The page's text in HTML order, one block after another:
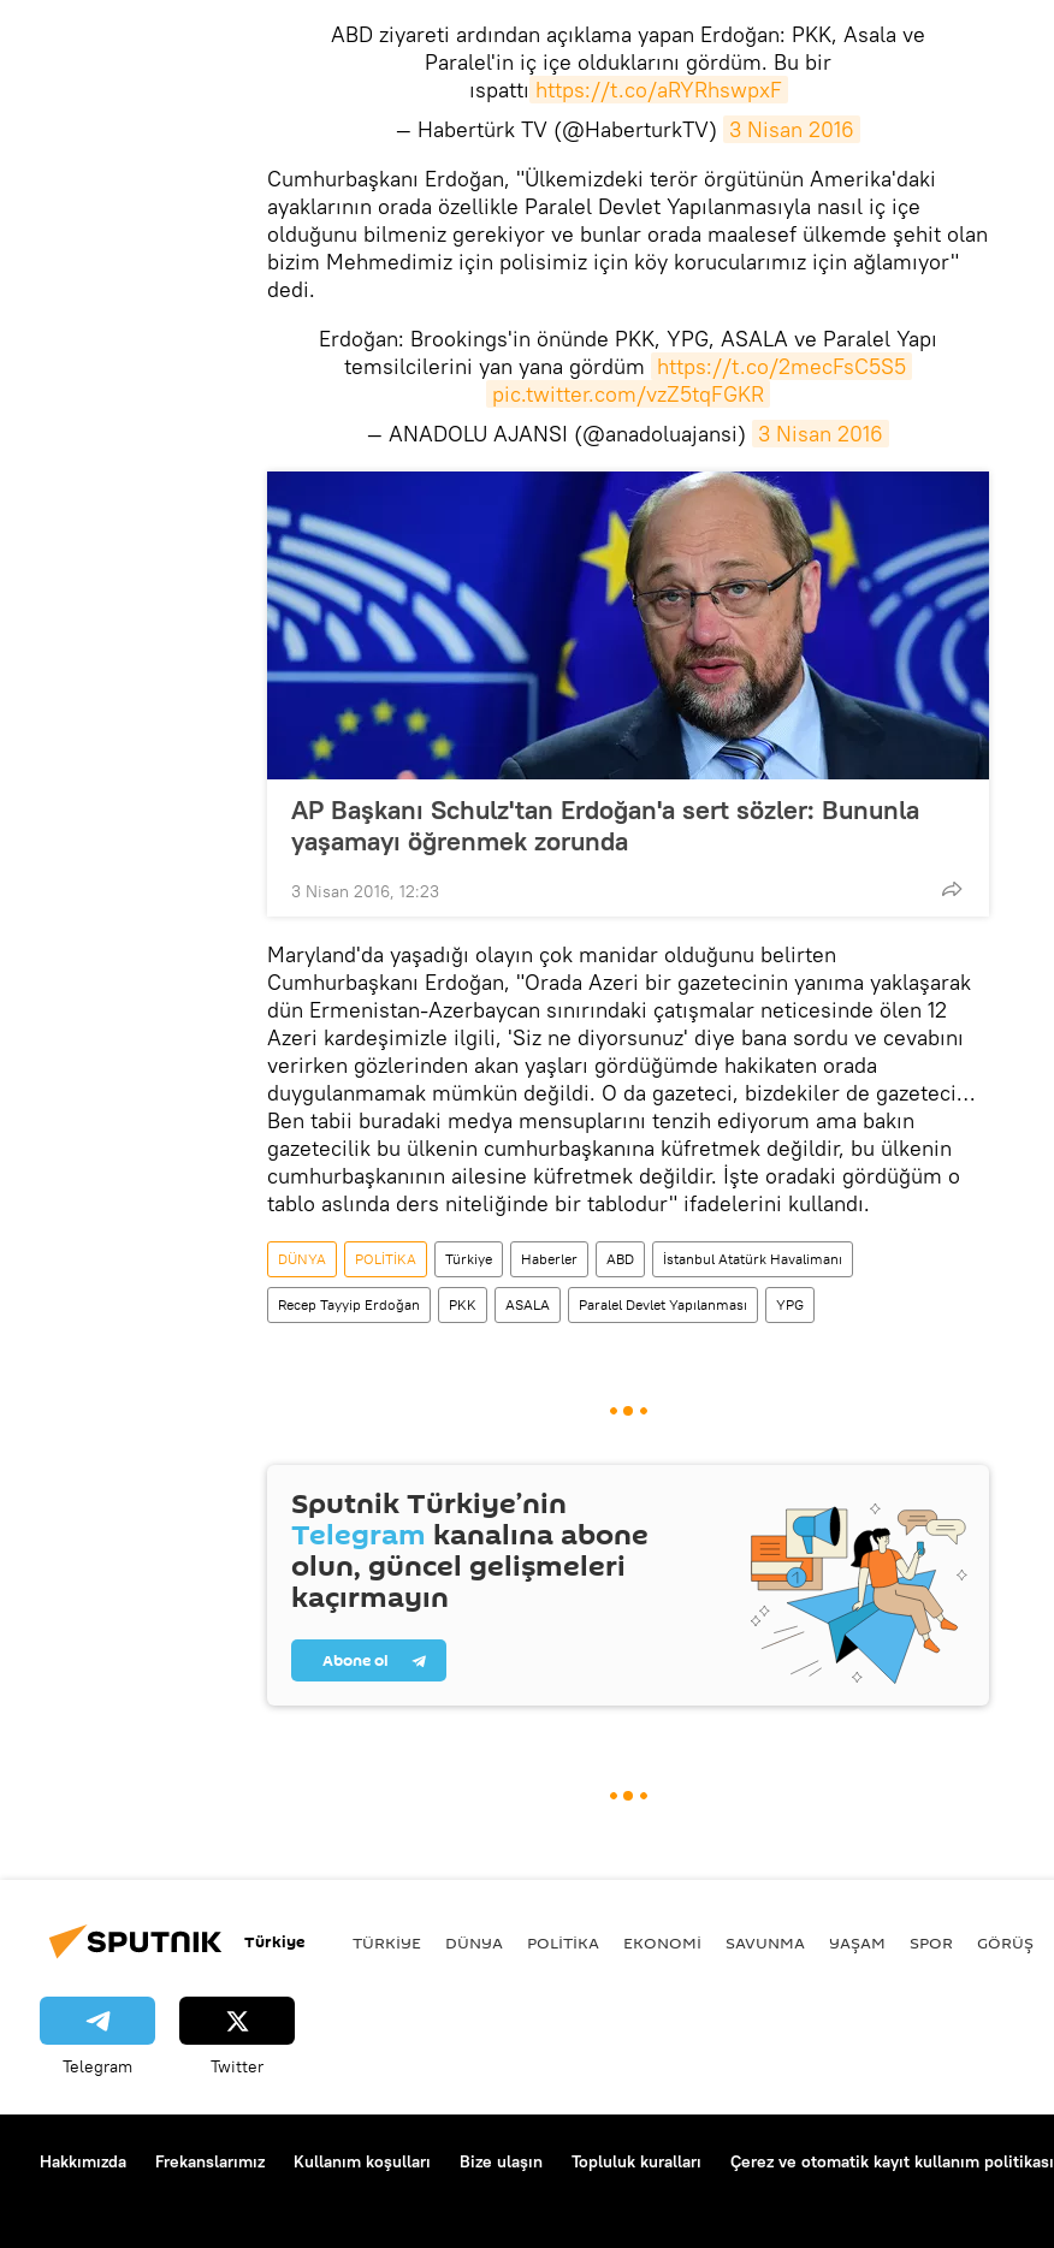
ABD ziyareti ardından açıklama yapan Erdoğan: PKK, Asala ve
Paralel'in iç içe olduklarını gördüm. Bu bir
ıspattı https://t.co/aRYRhswpxF
— Habertürk TV (@HaberturkTV) 3 Nisan 2016
Cumhurbaşkanı Erdoğan, "Ülkemizdeki terör örgütünün Amerika'daki
ayaklarının orada özellikle Paralel Devlet Yapılanmasıyla nasıl iç içe
olduğunu bilmeniz gerekiyor ve bunlar orada maalesef ülkemde şehit olan
bizim Mehmedimiz için polisimiz için köy korucularımız için ağlamıyor"
dedi.
Erdoğan: Brookings'in önünde PKK, YPG, ASALA ve Paralel Yapı
temsilcilerini yan yana gördüm https://t.co/2mecFsC5S5
pic.twitter.com/vzZ5tqFGKR
— ANADOLU AJANSI (@anadoluajansi) 3 Nisan 2016
AP Başkanı Schulz'tan Erdoğan'a sert sözler: Bununla
yaşamayı öğrenmek zorunda
3 Nisan 2016, 12:23
Maryland'da yaşadığı olayın çok manidar olduğunu belirten
Cumhurbaşkanı Erdoğan, "Orada Azeri bir gazetecinin yanıma yaklaşarak
dün Ermenistan-Azerbaycan sınırındaki çatışmalar neticesinde ölen 12
Azeri kardeşimizle ilgili, 'Siz ne diyorsunuz' diye bana sordu ve cevabını
verirken gözlerinden akan yaşları gördüğümde hakikaten orada
duygulanmamak mümkün değildi. O da gazeteci, bizdekiler de gazeteci…
Ben tabii buradaki medya mensuplarını tenzih ediyorum ama bakın
gazetecilik bu ülkenin cumhurbaşkanına küfretmek değildir, bu ülkenin
cumhurbaşkanının ailesine küfretmek değildir. İşte oradaki gördüğüm o
tablo aslında ders niteliğinde bir tablodur" ifadelerini kullandı.
DÜNYA POLİTİKA Türkiye Haberler ABD İstanbul Atatürk Havalimanı
Recep Tayyip Erdoğan PKK ASALA Paralel Devlet Yapılanması YPG
Sputnik Türkiye’nin
Telegram kanalına abone
olun, güncel gelişmeleri
kaçırmayın
Abone ol
Türkiye TÜRKIYE DÜNYA POLİTİKA EKONOMİ SAVUNMA YAŞAM SPOR GÖRÜŞ
Telegram Twitter
Hakkımızda Frekanslarımız Kullanım koşulları Bize ulaşın Topluluk kuralları Çerez ve otomatik kayıt kullanım politikası